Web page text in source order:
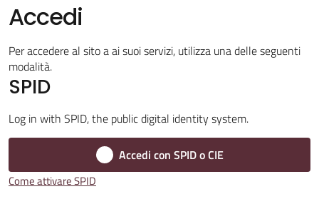
Servizi
Vivere
Argelato
Amministrazione
Accedi
Per accedere al sito a ai suoi servizi, utilizza una delle seguenti
modalità.
SPID
Log in with SPID, the public digital identity system.
Accedi con SPID o CIE
Come attivare SPID